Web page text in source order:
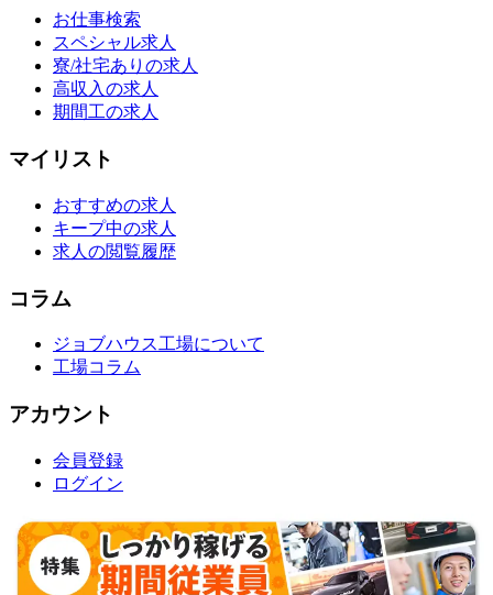
お仕事検索
スペシャル求人
寮/社宅ありの求人
高収入の求人
期間工の求人
マイリスト
おすすめの求人
キープ中の求人
求人の閲覧履歴
コラム
ジョブハウス工場について
工場コラム
アカウント
会員登録
ログイン